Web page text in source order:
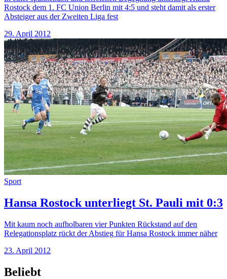
Rostock dem 1. FC Union Berlin mit 4:5 und steht damit als erster
Absteiger aus der Zweiten Liga fest
29. April 2012
Sport
Hansa Rostock unterliegt St. Pauli mit 0:3
Mit kaum noch aufholbaren vier Punkten Rückstand auf den
Relegationsplatz rückt der Abstieg für Hansa Rostock immer näher
23. April 2012
Beliebt